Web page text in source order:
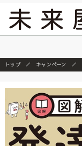
トップ キャンペーン